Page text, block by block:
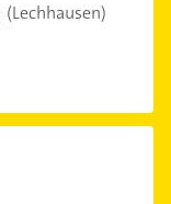
(Lechhausen)